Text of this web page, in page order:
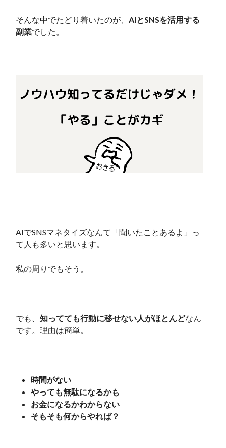
そんな中でたどり着いたのが、 AIとSNSを活用する
副業でした。
AIでSNSマネタイズなんて「聞いたことあるよ」っ
て人も多いと思います。
私の周りでもそう。
でも、 知ってても行動に移せない人がほとんどなん
です。理由は簡単。
時間がない
やっても無駄になるかも
お金になるかわからない
そもそも何からやれば？